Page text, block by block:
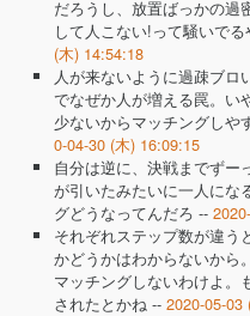
だろうし、放置ばっかの過
して人こない!って騒いで
(木) 14:54:18
人が来ないように過疎ブロ
でなぜか人が増える罠。い
少ないからマッチングしや
0-04-30 (木) 16:09:15
自分は逆に、決戦までずー
が引いたみたいに一人にな
グどうなってんだろ --
それぞれステップ数が違う
かどうかはわからないから
マッチングしないわけよ。
されたとかね -- 2020-05-03